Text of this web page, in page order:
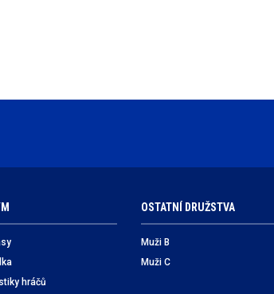
hráčů
OSTATNÍ DRUŽSTVA
Muži B
Muži C